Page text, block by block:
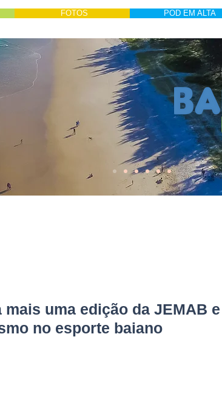
FOTOS POD EM ALTA
uma edição da JEMAB e
no esporte baiano